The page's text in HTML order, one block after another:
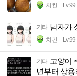
치킨 Lv.99
기타 남자가
치킨 Lv.99
기타 고양이
년부터 상용